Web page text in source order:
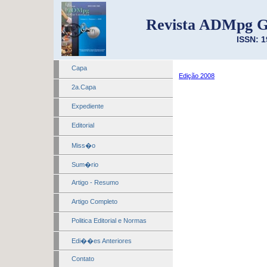
Revista ADMpg
ISSN:
Capa
2a.Capa
Expediente
Editorial
Miss�o
Sum�rio
Artigo - Resumo
Artigo Completo
Politica Editorial e Normas
Edi��es Anteriores
Contato
Edição 2008